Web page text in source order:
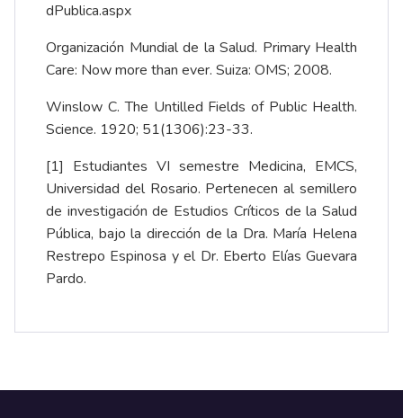
dPublica.aspx
Organización Mundial de la Salud. Primary Health
Care: Now more than ever. Suiza: OMS; 2008.
Winslow C. The Untilled Fields of Public Health.
Science. 1920; 51(1306):23-33.
[1] Estudiantes VI semestre Medicina, EMCS,
Universidad del Rosario. Pertenecen al semillero
de investigación de Estudios Críticos de la Salud
Pública, bajo la dirección de la Dra. María Helena
Restrepo Espinosa y el Dr. Eberto Elías Guevara
Pardo.